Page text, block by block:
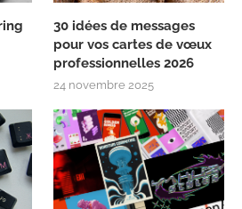
30 idées de messages
pour vos cartes de vœux
professionnelles 2026
24 novembre 2025